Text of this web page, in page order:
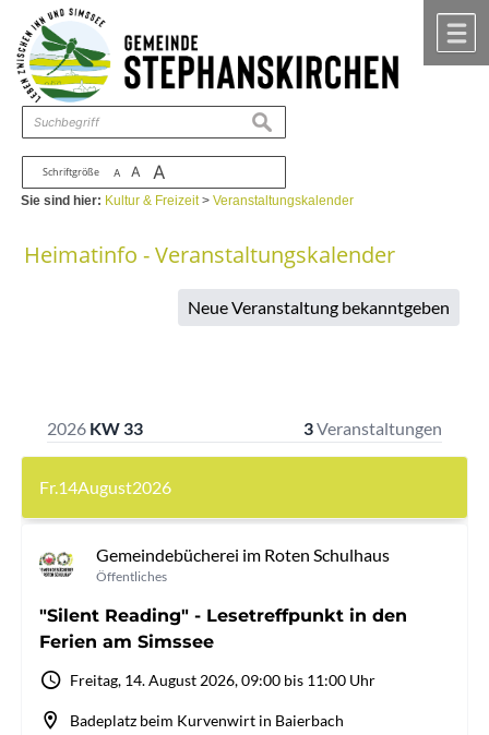
Zum Inhalt ,zur Navigation
Schriftgröße A A A
suchen
Sie sind hier: Kultur & Freizeit>Veranstaltungskalender
Heimatinfo - Veranstaltungskalender